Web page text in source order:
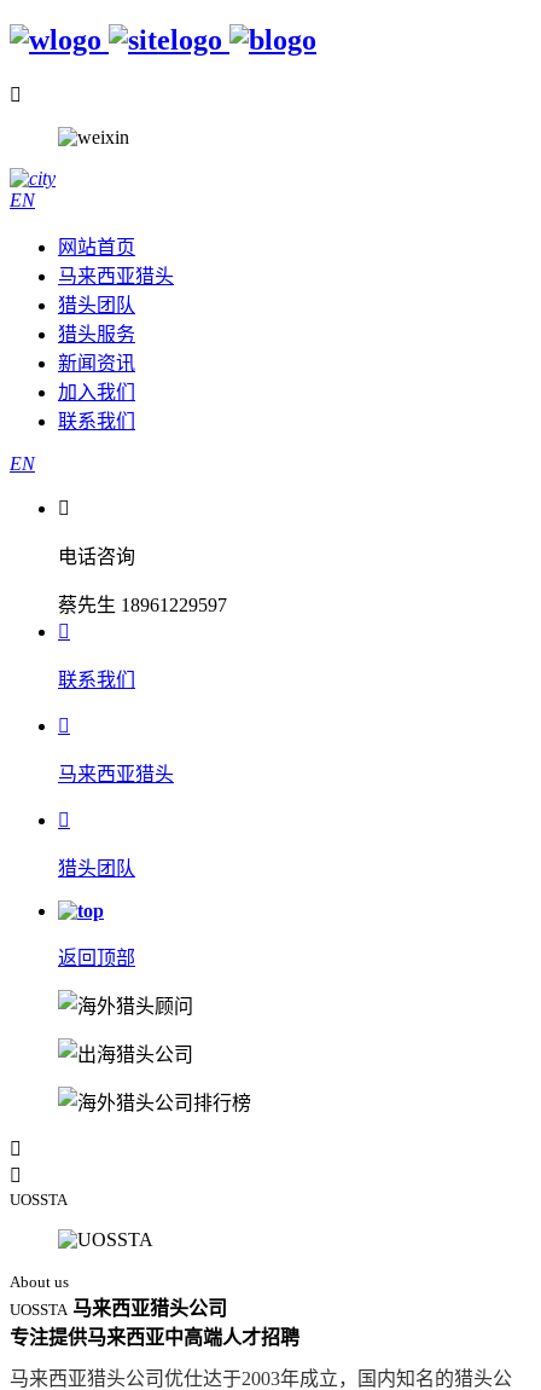

EN
网站首页
马来西亚猎头
猎头团队
猎头服务
新闻资讯
加入我们
联系我们
EN

电话咨询
蔡先生 18961229597

联系我们

马来西亚猎头

猎头团队
返回顶部


UOSSTA
About us
UOSSTA 马来西亚猎头公司
专注提供马来西亚中高端人才招聘
马来西亚猎头公司优仕达于2003年成立，国内知名的猎头公